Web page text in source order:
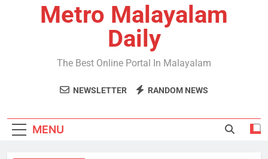
Metro Malayalam
Daily
The Best Online Portal In Malayalam
NEWSLETTER RANDOM NEWS
MENU